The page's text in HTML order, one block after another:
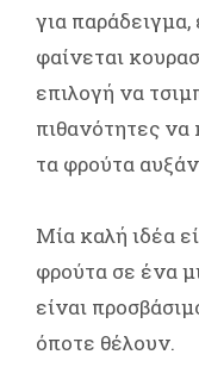
για
φαίνεται
επιλογή να
πιθανότητες
τα φρούτα
Μία καλή ιδέα
φρούτα σε ένα
είναι
όποτε θέλουν.